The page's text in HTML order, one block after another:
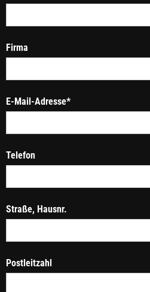
Firma
E-Mail-Adresse*
Telefon
Straße, Hausnr.
Postleitzahl